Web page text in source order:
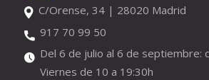
C/Orense, 34 | 28020 Madrid
917 70 99 50
Del 6 de julio al 6 de septiembre:
Viernes de 10 a 19:30h